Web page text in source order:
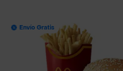
Envío Gratis